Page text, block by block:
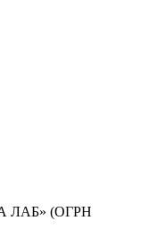
ЛАБ» (ОГРН